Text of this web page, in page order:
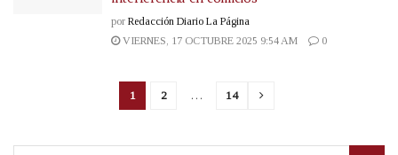
por Redacción Diario La Página
VIERNES, 17 OCTUBRE 2025 9:54 AM
0
1 2 … 14